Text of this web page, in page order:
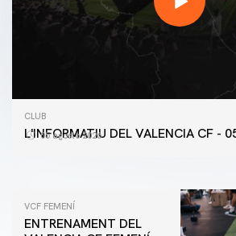
CLUB
L'INFORMATIU DEL VALENCIA CF -
05 agosto 2026
PRIMER EQUIP
ENTRENAMENT DEL VALENCIA CF
VCF FEMENÍ
ENTRENAMENT DEL